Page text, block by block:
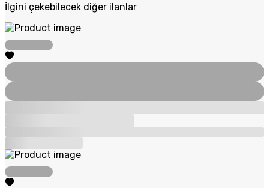
İlgini çekebilecek diğer ilanlar